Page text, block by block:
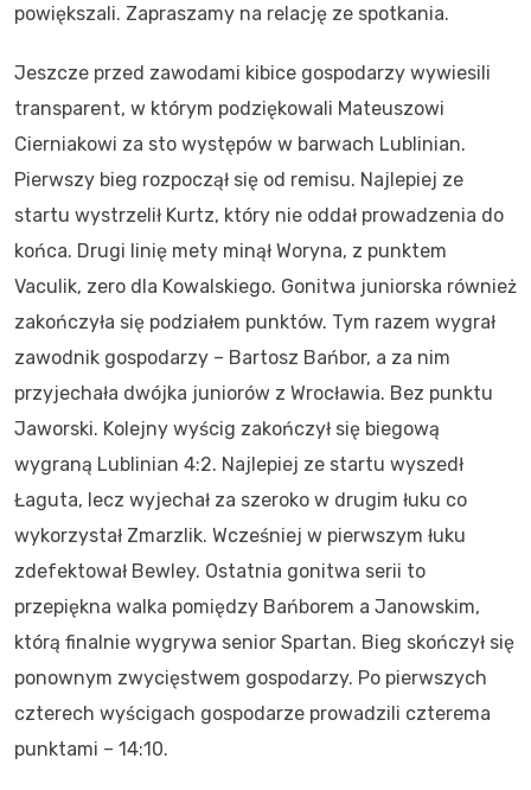
powiększali. Zapraszamy na relację ze spotkania.
Jeszcze przed zawodami kibice gospodarzy wywiesili
transparent, w którym podziękowali Mateuszowi
Cierniakowi za sto występów w barwach Lublinian.
Pierwszy bieg rozpoczął się od remisu. Najlepiej ze
startu wystrzelił Kurtz, który nie oddał prowadzenia do
końca. Drugi linię mety minął Woryna, z punktem
Vaculik, zero dla Kowalskiego. Gonitwa juniorska również
zakończyła się podziałem punktów. Tym razem wygrał
zawodnik gospodarzy – Bartosz Bańbor, a za nim
przyjechała dwójka juniorów z Wrocławia. Bez punktu
Jaworski. Kolejny wyścig zakończył się biegową
wygraną Lublinian 4:2. Najlepiej ze startu wyszedł
Łaguta, lecz wyjechał za szeroko w drugim łuku co
wykorzystał Zmarzlik. Wcześniej w pierwszym łuku
zdefektował Bewley. Ostatnia gonitwa serii to
przepiękna walka pomiędzy Bańborem a Janowskim,
którą finalnie wygrywa senior Spartan. Bieg skończył się
ponownym zwycięstwem gospodarzy. Po pierwszych
czterech wyścigach gospodarze prowadzili czterema
punktami – 14:10.